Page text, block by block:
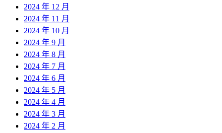
2024 年 12 月
2024 年 11 月
2024 年 10 月
2024 年 9 月
2024 年 8 月
2024 年 7 月
2024 年 6 月
2024 年 5 月
2024 年 4 月
2024 年 3 月
2024 年 2 月